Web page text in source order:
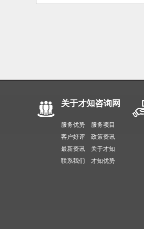
关于才知咨询网
服务优势
服务项目
客户好评
政策资讯
最新资讯
关于才知
联系我们
才知优势